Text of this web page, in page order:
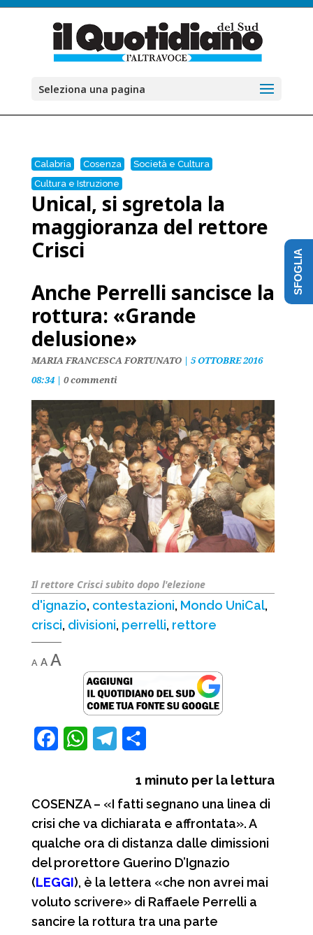
Seleziona una pagina
Calabria Cosenza
Società e Cultura
Cultura e Istruzione
Unical, si sgretola la
maggioranza del rettore
Crisci
Anche Perrelli sancisce la
rottura: «Grande
delusione»
MARIA FRANCESCA FORTUNATO| 5 OTTOBRE 2016
08:34| 0 commenti
Il rettore Crisci subito dopo l'elezione
d'ignazio, contestazioni, Mondo UniCal,
crisci, divisioni, perrelli, rettore
A
Decrease
font
A
Reset
font
AIncrease
font
size.
e
o
o
k
W
t
A
p
p
e
r
a
m
n
d
v
i
d
1 minuto per la lettura
COSENZA – «I fatti segnano una linea di
crisi che va dichiarata e affrontata». A
qualche ora di distanza dalle dimissioni
del prorettore Guerino D’Ignazio
(LEGGI), è la lettera «che non avrei mai
voluto scrivere» di Raffaele Perrelli a
sancire la rottura tra una parte
SFOGLIA